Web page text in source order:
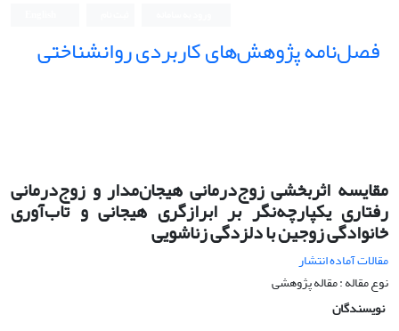
فصل‌نامه پژوهش‌های کاربردی روانشناختی
مقایسه اثربخشی زوج‌درمانی هیجان‌مدار و زوج‌درمانی
رفتاری یکپارچه‌نگر بر ابرازگری هیجانی و تاب‌آوری
خانوادگی زوجین با دلزدگی زناشویی
مقالات آماده انتشار
نوع مقاله : مقاله پژوهشی
نویسندگان